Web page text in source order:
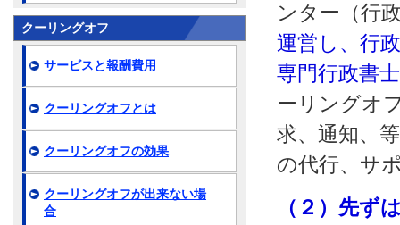
ンター（行
運営し、行
専門行政書
ーリングオ
求、通知、
の代行、サ
（２）先ず
クーリングオフ
サービスと報酬費用
クーリングオフとは
クーリングオフの効果
クーリングオフが出来ない場
合